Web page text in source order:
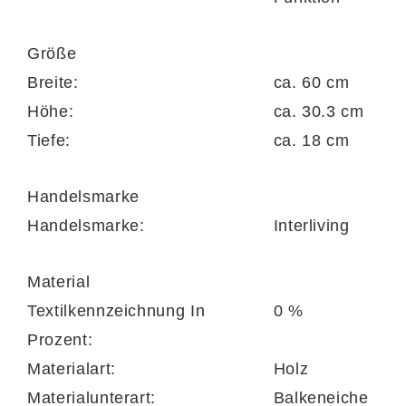
stimmungsvolles Lichtambiente direkt neben
Kleiderschrank Serie 1207
bietet Ihnen eine durchdachte Kombination
aus Flexibilität, Qualität und Design. Wählen
Sie aus einem großen Angebot an
Drehtüren- und Schwebetürenschränken,
zahlreichen Breiten, zwei Höhen oder
Größe
Breite:
ca. 60 cm
Höhe:
ca. 30.3 cm
Tiefe:
ca. 18 cm
Handelsmarke
Handelsmarke:
Interliving
Material
Textilkennzeichnung In
Prozent:
0 %
Materialart:
Holz
Materialunterart:
Balkeneiche